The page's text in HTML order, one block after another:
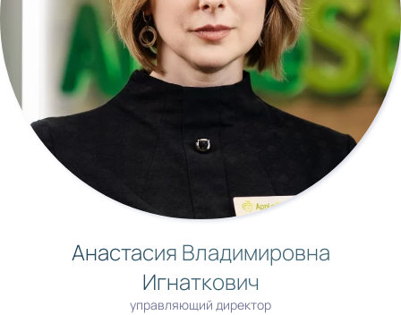
Анастасия Владимировна
Игнаткович
управляющий директор